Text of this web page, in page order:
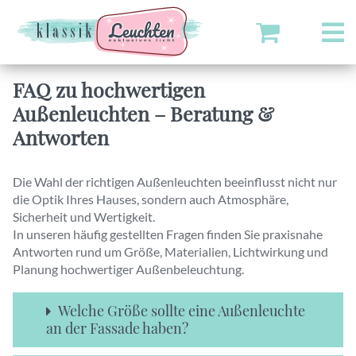
FAQ zu hochwertigen
Außenleuchten – Beratung &
Antworten
Die Wahl der richtigen Außenleuchten beeinflusst nicht nur
die Optik Ihres Hauses, sondern auch Atmosphäre,
Sicherheit und Wertigkeit.
In unseren häufig gestellten Fragen finden Sie praxisnahe
Antworten rund um Größe, Materialien, Lichtwirkung und
Planung hochwertiger Außenbeleuchtung.
Welche Größe sollte eine Außenleuchte
an der Fassade haben?